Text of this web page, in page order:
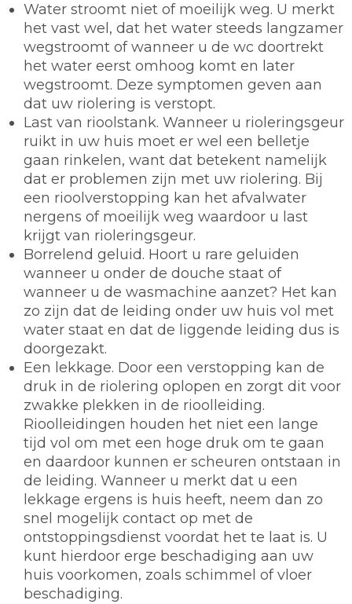
Water stroomt niet of moeilijk weg. U merkt
het vast wel, dat het water steeds langzamer
wegstroomt of wanneer u de wc doortrekt
het water eerst omhoog komt en later
wegstroomt. Deze symptomen geven aan
dat uw riolering is verstopt.
Last van rioolstank. Wanneer u rioleringsgeur
ruikt in uw huis moet er wel een belletje
gaan rinkelen, want dat betekent namelijk
dat er problemen zijn met uw riolering. Bij
een rioolverstopping kan het afvalwater
nergens of moeilijk weg waardoor u last
krijgt van rioleringsgeur.
Borrelend geluid. Hoort u rare geluiden
wanneer u onder de douche staat of
wanneer u de wasmachine aanzet? Het kan
zo zijn dat de leiding onder uw huis vol met
water staat en dat de liggende leiding dus is
doorgezakt.
Een lekkage. Door een verstopping kan de
druk in de riolering oplopen en zorgt dit voor
zwakke plekken in de rioolleiding.
Rioolleidingen houden het niet een lange
tijd vol om met een hoge druk om te gaan
en daardoor kunnen er scheuren ontstaan in
de leiding. Wanneer u merkt dat u een
lekkage ergens is huis heeft, neem dan zo
snel mogelijk contact op met de
ontstoppingsdienst voordat het te laat is. U
kunt hierdoor erge beschadiging aan uw
huis voorkomen, zoals schimmel of vloer
beschadiging.